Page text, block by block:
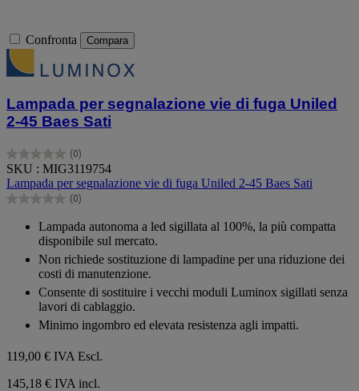
Confronta Compara
Lampada per segnalazione vie di fuga Uniled
2-45 Baes Sati
(0)
0.0
su
5
stelle.
SKU : MIG3119754
Lampada per segnalazione vie di fuga Uniled 2-45 Baes Sati
(0)
0.0
Lampada autonoma a led sigillata al 100%, la più compatta
disponibile sul mercato.
Non richiede sostituzione di lampadine per una riduzione dei
costi di manutenzione.
Consente di sostituire i vecchi moduli Luminox sigillati senza
lavori di cablaggio.
Minimo ingombro ed elevata resistenza agli impatti.
119,00 € IVA Escl.
145,18 € IVA incl.